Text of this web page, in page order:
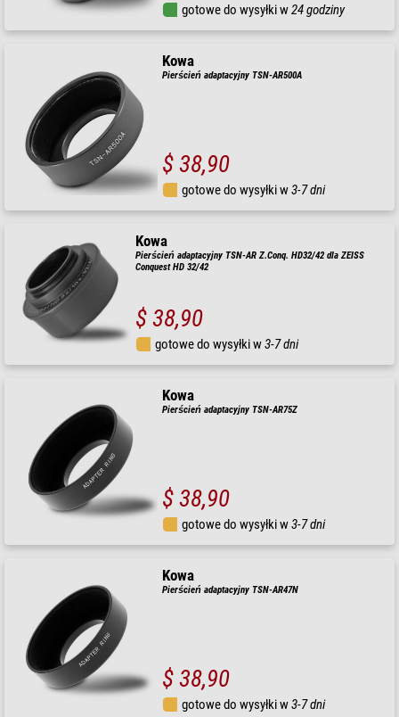
gotowe do wysyłki w24 godziny
Kowa
Pierścień adaptacyjny TSN-AR500A
$ 38,90
gotowe do wysyłki w3-7 dni
Kowa
Pierścień adaptacyjny TSN-AR Z.Conq. HD32/42 dla ZEISS
Conquest HD 32/42
$ 38,90
gotowe do wysyłki w3-7 dni
Kowa
Pierścień adaptacyjny TSN-AR75Z
$ 38,90
gotowe do wysyłki w3-7 dni
Kowa
Pierścień adaptacyjny TSN-AR47N
$ 38,90
gotowe do wysyłki w3-7 dni